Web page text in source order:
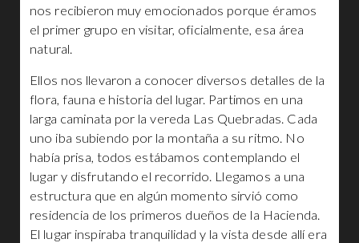
nos recibieron muy emocionados porque éramos
el primer grupo en visitar, oficialmente, esa área
natural.
Ellos nos llevaron a conocer diversos detalles de la
flora, fauna e historia del lugar. Partimos en una
larga caminata por la vereda Las Quebradas. Cada
uno iba subiendo por la montaña a su ritmo. No
había prisa, todos estábamos contemplando el
lugar y disfrutando el recorrido. Llegamos a una
estructura que en algún momento sirvió como
residencia de los primeros dueños de la Hacienda.
El lugar inspiraba tranquilidad y la vista desde allí era